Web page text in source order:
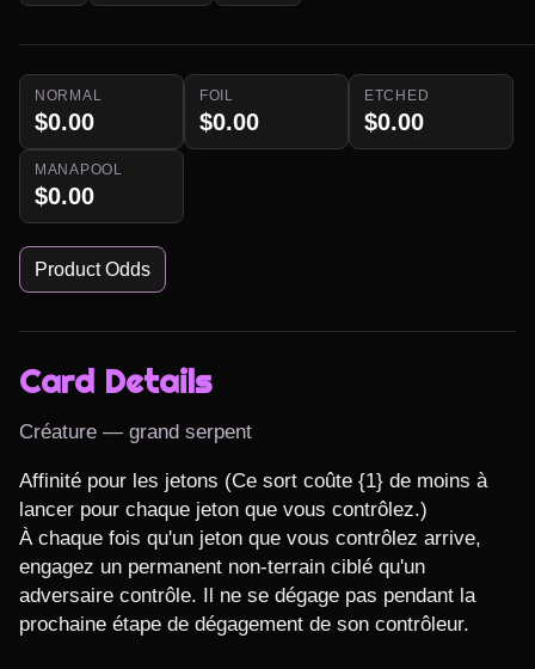
NORMAL
$0.00
FOIL
$0.00
ETCHED
$0.00
MANAPOOL
$0.00
Product Odds
Card Details
Créature — grand serpent
Affinité pour les jetons (Ce sort coûte {1} de moins à
lancer pour chaque jeton que vous contrôlez.)
À chaque fois qu'un jeton que vous contrôlez arrive,
engagez un permanent non-terrain ciblé qu'un
adversaire contrôle. Il ne se dégage pas pendant la
prochaine étape de dégagement de son contrôleur.